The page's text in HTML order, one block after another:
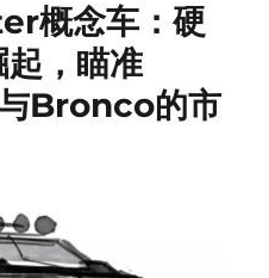
概念车：硬
，瞄准
Bronco的市